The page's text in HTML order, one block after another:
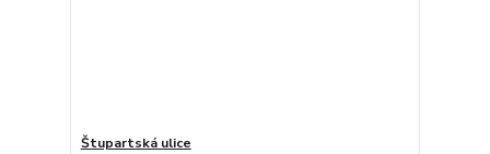
Štupartská ulice